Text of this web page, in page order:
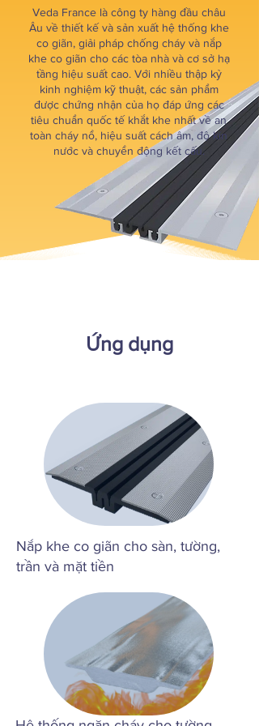
Veda France là công ty hàng đầu châu
Âu về thiết kế và sản xuất hệ thống khe
co giãn, giải pháp chống cháy và nắp
khe co giãn cho các tòa nhà và cơ sở hạ
tầng hiệu suất cao. Với nhiều thập kỷ
kinh nghiệm kỹ thuật, các sản phẩm
được chứng nhận của họ đáp ứng các
tiêu chuẩn quốc tế khắt khe nhất về an
toàn cháy nổ, hiệu suất cách âm, độ kín
nước và chuyển động kết cấu.
Ứng dụng
Nắp khe co giãn cho sàn, tường,
trần và mặt tiền